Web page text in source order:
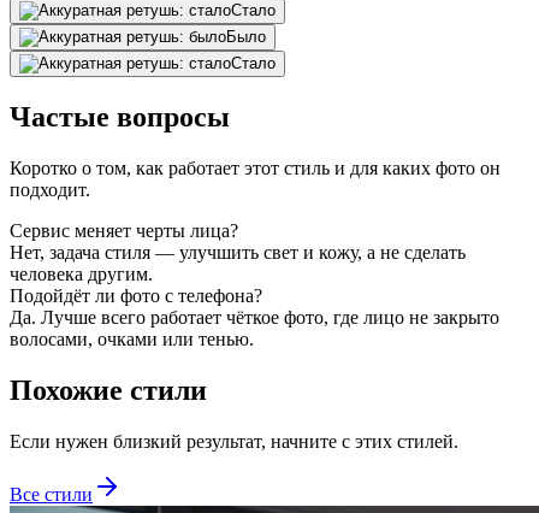
Стало
Было
Стало
Частые вопросы
Коротко о том, как работает этот стиль и для каких фото он
подходит.
Сервис меняет черты лица?
Нет, задача стиля — улучшить свет и кожу, а не сделать
человека другим.
Подойдёт ли фото с телефона?
Да. Лучше всего работает чёткое фото, где лицо не закрыто
волосами, очками или тенью.
Похожие стили
Если нужен близкий результат, начните с этих стилей.
Все стили